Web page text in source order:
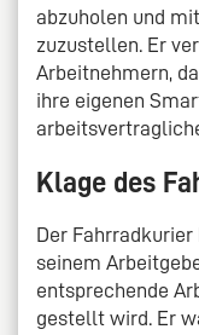
abzuholen und
zuzustellen. Er
Arbeitnehmern,
ihre eigenen
Klage des
Der
seinem
entsprechende
gestellt wird. Er